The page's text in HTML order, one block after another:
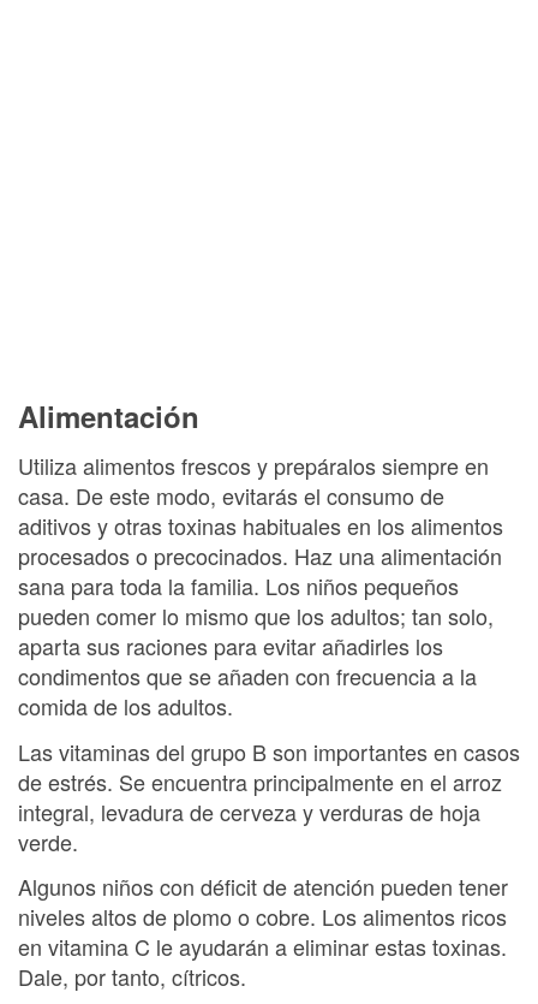
Alimentación
Utiliza alimentos frescos y prepáralos siempre en
casa. De este modo, evitarás el consumo de
aditivos y otras toxinas habituales en los alimentos
procesados o precocinados. Haz una alimentación
sana para toda la familia. Los niños pequeños
pueden comer lo mismo que los adultos; tan solo,
aparta sus raciones para evitar añadirles los
condimentos que se añaden con frecuencia a la
comida de los adultos.
Las vitaminas del grupo B son importantes en casos
de estrés. Se encuentra principalmente en el arroz
integral, levadura de cerveza y verduras de hoja
verde.
Algunos niños con déficit de atención pueden tener
niveles altos de plomo o cobre. Los alimentos ricos
en vitamina C le ayudarán a eliminar estas toxinas.
Dale, por tanto, cítricos.